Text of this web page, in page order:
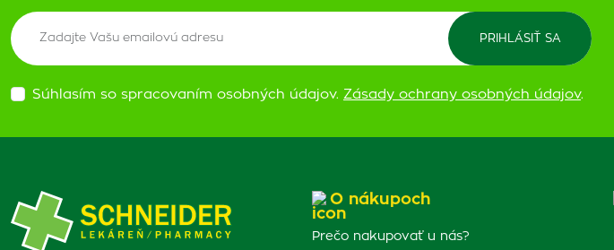
Súhlasím so spracovaním osobných údajov. Zásady ochrany osobných údajov.
O nákupoch
Prečo nakupovať u nás?